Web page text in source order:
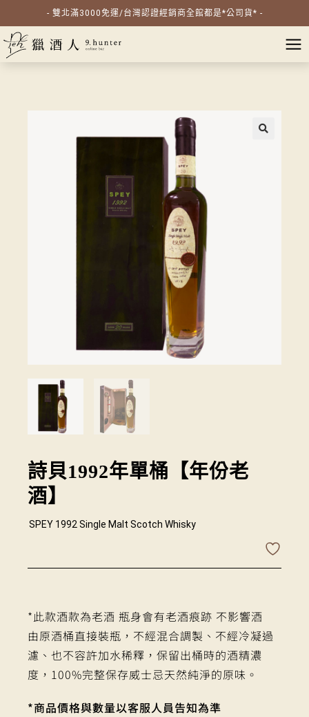
- 雙北滿3000免運/台灣認證經銷商全館都是*公司貨* -
詩貝1992年單桶【年份老
酒】
SPEY 1992 Single Malt Scotch Whisky
*此款酒款為老酒 瓶身會有老酒痕跡 不影響酒
由原酒桶直接裝瓶，不經混合調製、不經冷凝過
濾、也不容許加水稀釋，保留出桶時的酒精濃
度，100%完整保存威士忌天然純淨的原味。
*商品價格與數量以客服人員告知為準